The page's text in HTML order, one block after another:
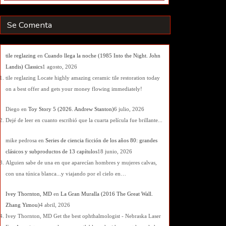
Se Comenta
tile reglazing en Cuando llega la noche (1985 Into the Night. John
Landis) Classics1 agosto, 2026
tile reglazing Locate highly amazing ceramic tile restoration today
on a best offer and gets your money flowing immediately!
Diego en Toy Story 5 (2026. Andrew Stanton)6 julio, 2026
Dejé de leer en cuanto escribió que la cuarta película fue brillante...
mike pedrosa en Series de ciencia ficción de los años 80: grandes
clásicos y subproductos de 13 capítulos18 junio, 2026
Alguien sabe de una en que aparecían hombres y mujeres calvas,
con una túnica blanca...y viajando por el cielo en…
Ivey Thornton, MD en La Gran Muralla (2016 The Great Wall.
Zhang Yimou)4 abril, 2026
Ivey Thornton, MD Get the best ophthalmologist - Nebraska Laser